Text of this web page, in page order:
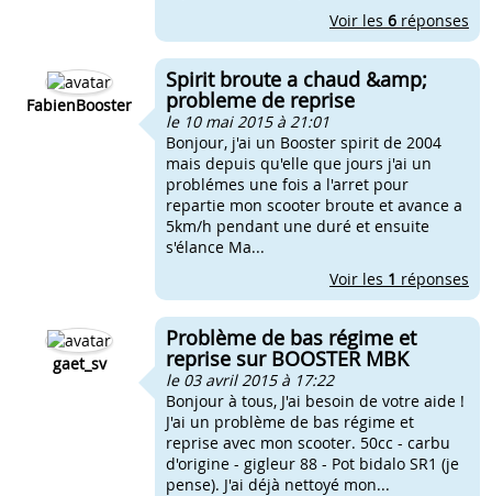
Voir les 6 réponses
FabienBooster
Spirit broute a chaud &amp;
probleme de reprise
le 10 mai 2015 à 21:01
Bonjour, j'ai un Booster spirit de 2004
mais depuis qu'elle que jours j'ai un
problémes une fois a l'arret pour
repartie mon scooter broute et avance a
5km/h pendant une duré et ensuite
s'élance Ma...
Voir les 1 réponses
gaet_sv
Problème de bas régime et
reprise sur BOOSTER MBK
le 03 avril 2015 à 17:22
Bonjour à tous, J'ai besoin de votre aide !
J'ai un problème de bas régime et
reprise avec mon scooter. 50cc - carbu
d'origine - gigleur 88 - Pot bidalo SR1 (je
pense). J'ai déjà nettoyé mon...